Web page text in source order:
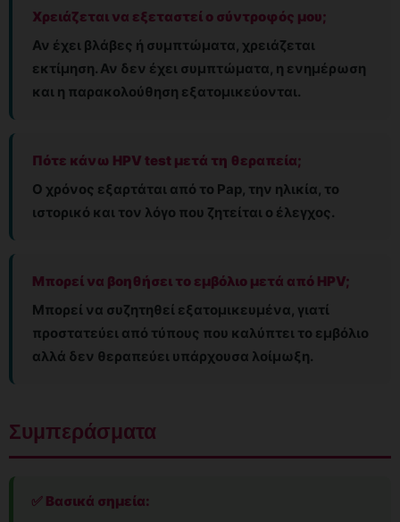
Χρειάζεται να εξεταστεί ο σύντροφός μου;
Αν έχει βλάβες ή συμπτώματα, χρειάζεται
εκτίμηση. Αν δεν έχει συμπτώματα, η ενημέρωση
και η παρακολούθηση εξατομικεύονται.
Πότε κάνω HPV test μετά τη θεραπεία;
Ο χρόνος εξαρτάται από το Pap, την ηλικία, το
ιστορικό και τον λόγο που ζητείται ο έλεγχος.
Μπορεί να βοηθήσει το εμβόλιο μετά από HPV;
Μπορεί να συζητηθεί εξατομικευμένα, γιατί
προστατεύει από τύπους που καλύπτει το εμβόλιο
αλλά δεν θεραπεύει υπάρχουσα λοίμωξη.
Συμπεράσματα
✅ Βασικά σημεία: